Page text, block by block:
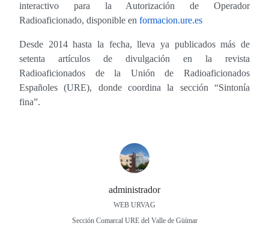
administrador
WEB URVAG
Sección Comarcal URE del Valle de Güímar
interactivo para la Autorización de Operador
Radioaficionado, disponible en formacion.ure.es
Desde 2014 hasta la fecha, lleva ya publicados más de
setenta artículos de divulgación en la revista
Radioaficionados de la Unión de Radioaficionados
Españoles (URE), donde coordina la sección “Sintonía
fina”.